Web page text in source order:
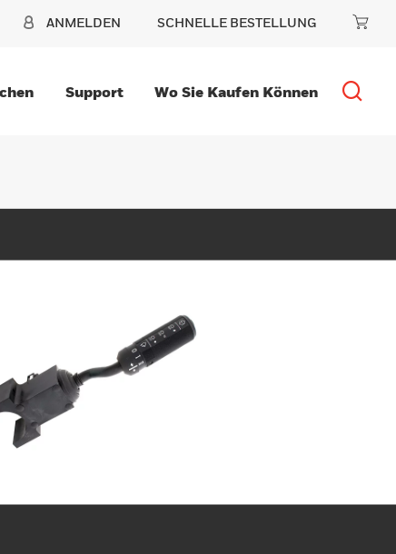
ANMELDEN SCHNELLE BESTELLUNG
Support Wo Sie Kaufen Können